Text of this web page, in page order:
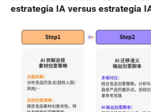
estrategia IA versus estrategia